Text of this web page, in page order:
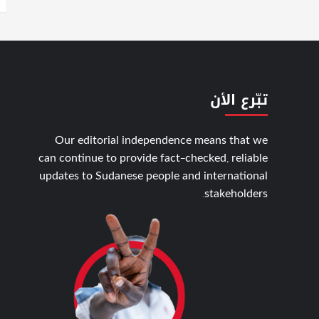
تبّرع الأن
Our editorial independence means that we
can continue to provide fact-checked, reliable
updates to Sudanese people and international
stakeholders.